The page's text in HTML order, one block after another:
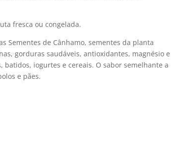
fresca ou congelada.
Sementes de Cânhamo, sementes da planta
gorduras saudáveis, antioxidantes, magnésio e
iogurtes e cereais. O sabor semelhante a
e pães.